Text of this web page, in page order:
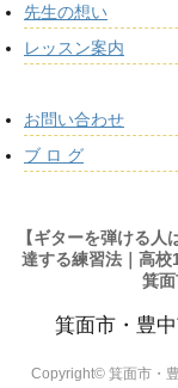
先生の想い
レッスン案内
お問い合わせ
ブ ロ グ
【ギターを弾ける
達する練習法｜高
箕
箕面市・豊
Copyright© 箕面市・